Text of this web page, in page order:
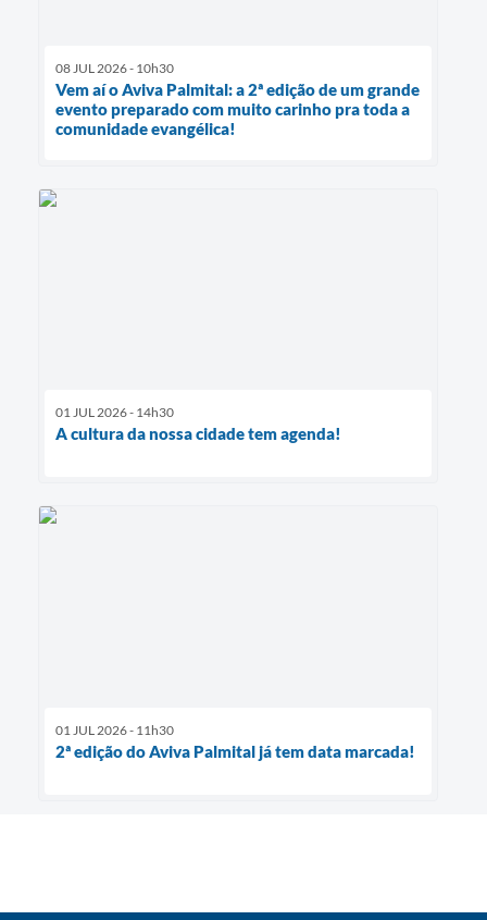
08 JUL 2026 - 10h30
Vem aí o Aviva Palmital: a 2ª edição de um grande
evento preparado com muito carinho pra toda a
comunidade evangélica!
01 JUL 2026 - 14h30
A cultura da nossa cidade tem agenda!
01 JUL 2026 - 11h30
2ª edição do Aviva Palmital já tem data marcada!